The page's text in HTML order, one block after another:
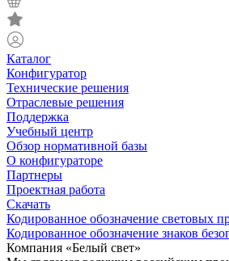
Каталог
Конфигуратор
Технические решения
Отраслевые решения
Поддержка
Учебный центр
Обзор нормативной базы
О конфигураторе
Партнеры
Проектная работа
Скачать
Кодированное обозначение световых
Кодированное обозначение знаков
Компания «Белый свет»